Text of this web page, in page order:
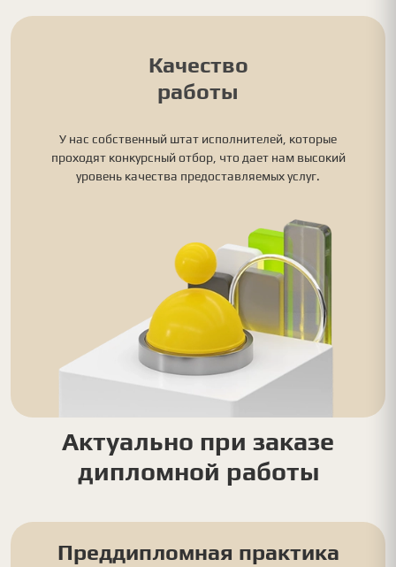
Качество
работы
У нас собственный штат исполнителей, которые
проходят конкурсный отбор, что дает нам высокий
уровень качества предоставляемых услуг.
Актуально при заказе
дипломной работы
Преддипломная практика